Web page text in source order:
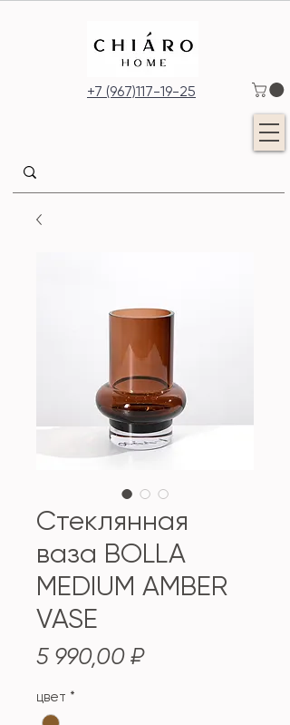
+7 (967)117-19-25
Стеклянная
ваза BOLLA
MEDIUM AMBER
VASE
5 990,00 ₽Цена
цвет *